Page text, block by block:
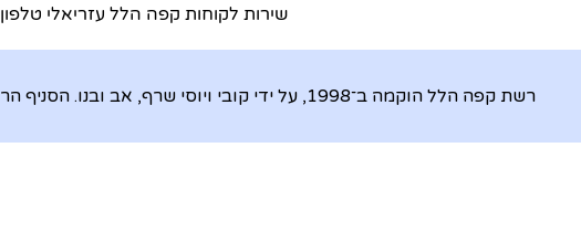
שירות לקוחות קפה הלל עזריאלי טלפון
רשת קפה הלל הוקמה ב־1998, על ידי קובי ויוסי שרף, אב ובנו. הסניף הראשון נפתח ברחוב הלל בירושלים.